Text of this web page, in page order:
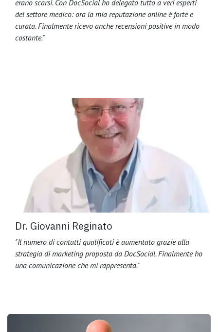
erano scarsi. Con DocSocial ho delegato tutto a veri esperti
del settore medico: ora la mia reputazione online è forte e
curata. Finalmente ricevo anche recensioni positive in modo
costante."
Dr. Giovanni Reginato
"Il numero di contatti qualificati è aumentato grazie alla
strategia di marketing proposta da DocSocial. Finalmente ho
una comunicazione che mi rappresenta."